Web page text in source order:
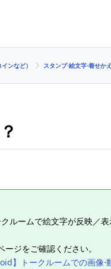
ンなど） スタンプ⋅絵文字⋅着せかえ
ルームで絵文字が反映／
ジをご確認ください。
】トークルームでの画像